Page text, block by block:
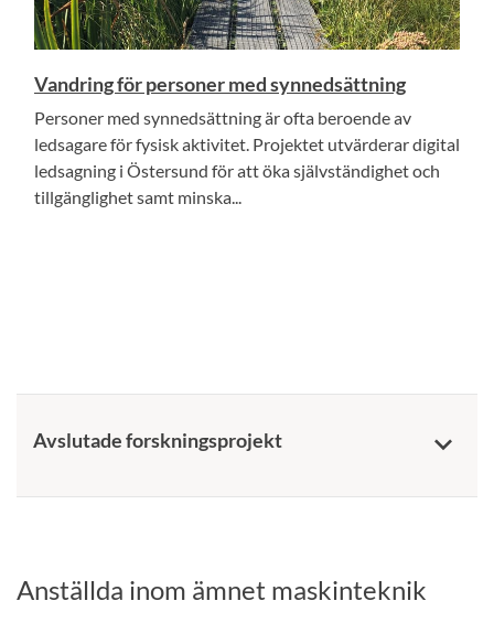
Vandring för personer med synnedsättning
Personer med synnedsättning är ofta beroende av
ledsagare för fysisk aktivitet. Projektet utvärderar digital
ledsagning i Östersund för att öka självständighet och
tillgänglighet samt minska...
Avslutade forskningsprojekt keyboard_arrow_down
Anställda inom ämnet maskinteknik